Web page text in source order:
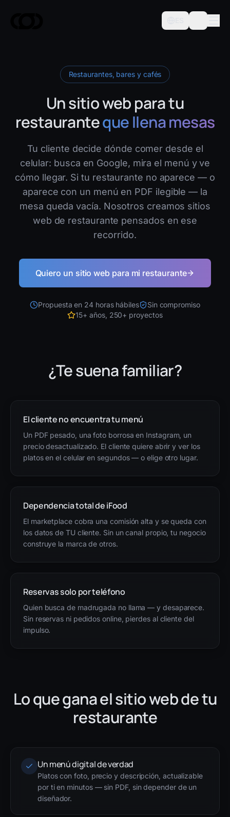
Restaurantes, bares y cafés
Un sitio web para tu
restauranteque llena mesas
Tu cliente decide dónde comer desde el
celular: busca en Google, mira el menú y ve
cómo llegar. Si tu restaurante no aparece — o
aparece con un menú en PDF ilegible — la
mesa queda vacía. Nosotros creamos sitios
web de restaurante pensados en ese
recorrido.
Quiero un sitio web para mi restaurante
Propuesta en 24 horas hábiles
Sin compromiso
15+ años, 250+ proyectos
¿Te suena familiar?
El cliente no encuentra tu menú
Un PDF pesado, una foto borrosa en Instagram, un
precio desactualizado. El cliente quiere abrir y ver los
platos en el celular en segundos — o elige otro lugar.
Dependencia total de iFood
El marketplace cobra una comisión alta y se queda con
los datos de TU cliente. Sin un canal propio, tu negocio
construye la marca de otros.
Reservas solo por teléfono
Quien busca de madrugada no llama — y desaparece.
Sin reservas ni pedidos online, pierdes al cliente del
impulso.
Lo que gana el sitio web de tu
restaurante
Un menú digital de verdad
Platos con foto, precio y descripción, actualizable
por ti en minutos — sin PDF, sin depender de un
diseñador.